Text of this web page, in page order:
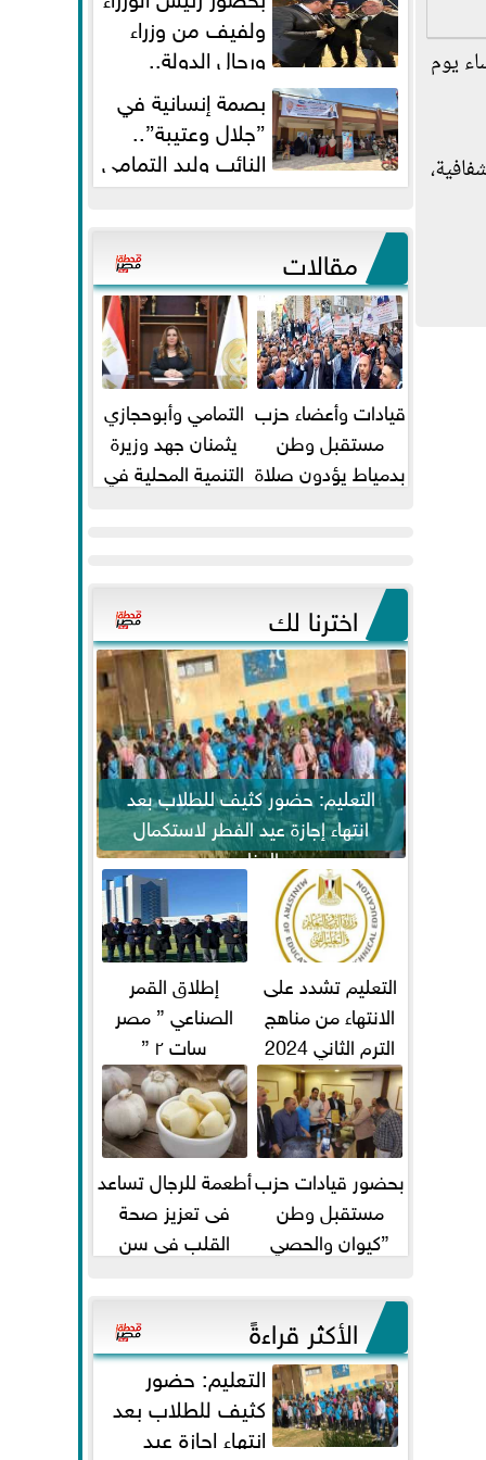
مساء يوم
ولفيف من وزراء
ورجال الدولة..
النائبان وليد التمامي ومحمد...
بصمة إنسانية في
”جلال وعتيبة”..
النائب وليد التمامي
والبروفيسور جمال شيحة يداويان...
مقالات
قيادات وأعضاء حزب
مستقبل وطن
بدمياط يؤدون صلاة
التمامي وأبوحجازي
يثمنان جهد وزيرة
التنمية المحلية في
اخترنا لك
التعليم: حضور كثيف للطلاب بعد
انتهاء إجازة عيد الفطر لاستكمال
المناهج
التعليم تشدد على
الانتهاء من مناهج
الترم الثاني 2024
قبل الامتحانات
إطلاق القمر
الصناعي ” مصر
سات ٢ ”
بحضور قيادات حزب
مستقبل وطن
”كيوان والحصي
وعيسي” أمانه كفر...
أطعمة للرجال تساعد
فى تعزيز صحة
القلب فى سن
الأكثر قراءةً
التعليم: حضور
كثيف للطلاب بعد
انتهاء إجازة عيد